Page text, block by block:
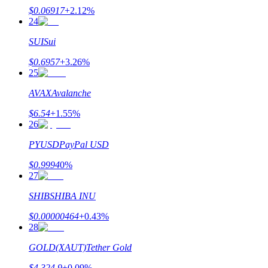
تصل العمولات إلى 65٪!
$0.06917+2.12%
24
SUISui
$0.6957+3.26%
25
AVAXAvalanche
$6.54+1.55%
26
PYUSDPayPal USD
$0.99940%
27
SHIBSHIBA INU
$0.00000464+0.43%
28
GOLD(XAUT)Tether Gold